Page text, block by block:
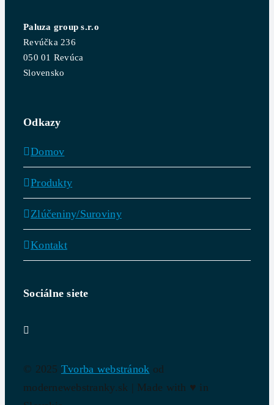
Paluza group s.r.o
Revúčka 236
050 01 Revúca
Slovensko
Odkazy
Domov
Produkty
Zlúčeniny/Suroviny
Kontakt
Sociálne siete
© 2025 Tvorba webstránok od
modernewebstranky.sk | Made with ♥ in